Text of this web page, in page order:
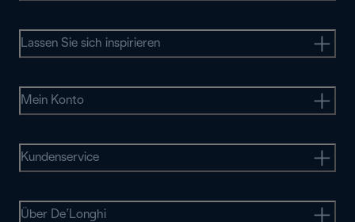
Lassen Sie sich inspirieren
Mein Konto
Kundenservice
Über De’Longhi